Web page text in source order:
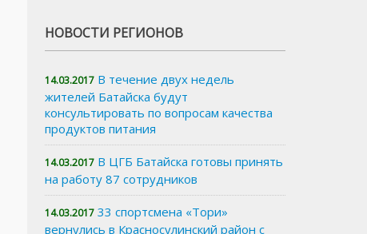
НОВОСТИ РЕГИОНОВ
14.03.2017 В течение двух недель
жителей Батайска будут
консультировать по вопросам качества
продуктов питания
14.03.2017 В ЦГБ Батайска готовы принять
на работу 87 сотрудников
14.03.2017 33 спортсмена «Тори»
вернулись в Красносулинский район с